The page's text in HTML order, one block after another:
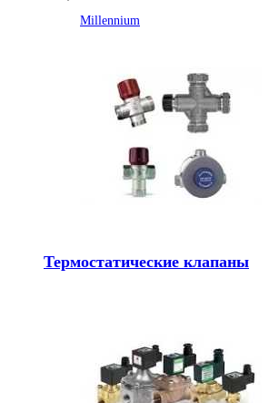
Millennium
Термостатические клапаны